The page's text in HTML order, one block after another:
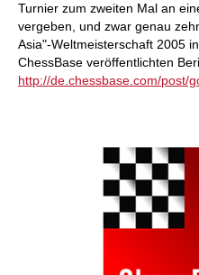
Turnier zum zweiten Mal an
vergeben, und zwar genau
Asia"-Weltmeisterschaft 2005
ChessBase veröffentlichten
http://de.chessbase.com/post/